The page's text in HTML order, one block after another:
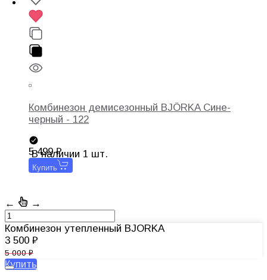
Комбинезон демисезонный BJÖRKA Сине-
черный - 122
В наличии 1 шт.
5 499
Купить
← →
Комбинезон утепленный BJORKA
3 500
5 000
Купить